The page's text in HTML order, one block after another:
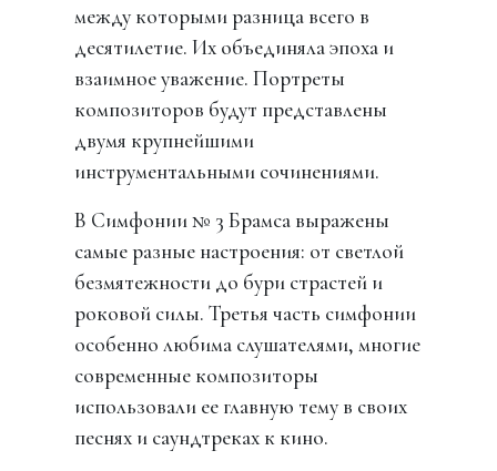
между которыми разница всего в
десятилетие. Их объединяла эпоха и
взаимное уважение. Портреты
композиторов будут представлены
двумя крупнейшими
инструментальными сочинениями.
В Симфонии № 3 Брамса выражены
самые разные настроения: от светлой
безмятежности до бури страстей и
роковой силы. Третья часть симфонии
особенно любима слушателями, многие
современные композиторы
использовали ее главную тему в своих
песнях и саундтреках к кино.